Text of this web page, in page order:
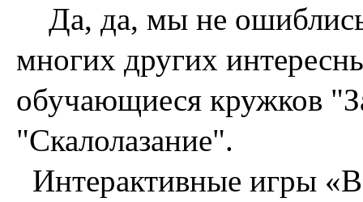
Да, да, мы не
многих других
обучающиеся кружков
"Скалолазание".
Интерактивные игры